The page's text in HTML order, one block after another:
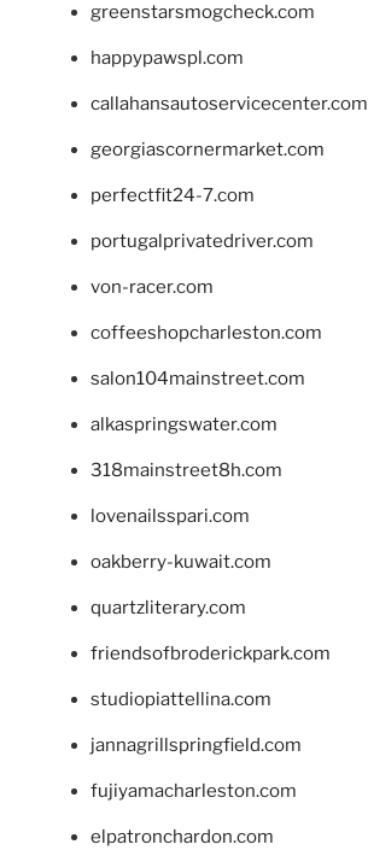
greenstarsmogcheck.com
happypawspl.com
callahansautoservicecenter.com
georgiascornermarket.com
perfectfit24-7.com
portugalprivatedriver.com
von-racer.com
coffeeshopcharleston.com
salon104mainstreet.com
alkaspringswater.com
318mainstreet8h.com
lovenailsspari.com
oakberry-kuwait.com
quartzliterary.com
friendsofbroderickpark.com
studiopiattellina.com
jannagrillspringfield.com
fujiyamacharleston.com
elpatronchardon.com